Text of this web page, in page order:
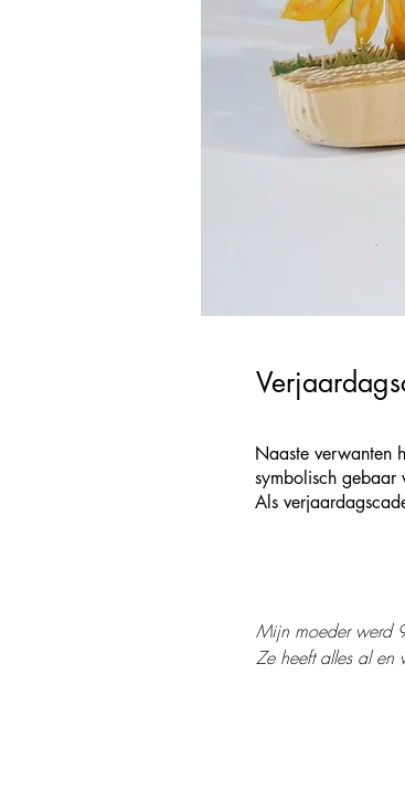
​​Naaste verwanten
symbolisch gebaar
Als
Mijn moeder werd
Ze heeft alles al